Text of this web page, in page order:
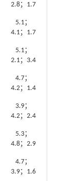
2.8；1.7
5.1；
4.1；1.7
5.1；
2.1；3.4
4.7；
4.2；1.4
3.9；
4.2；2.4
5.3；
4.8；2.9
4.7；
3.9；1.6